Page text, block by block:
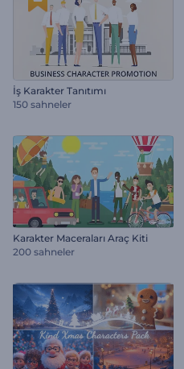
İş Karakter Tanıtımı
150 sahneler
Karakter Maceraları Araç Kiti
200 sahneler